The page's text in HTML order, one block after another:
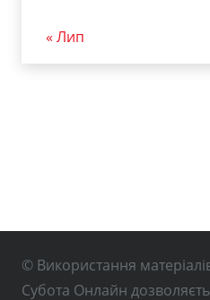
« Лип
© Використання
Субота Онлайн